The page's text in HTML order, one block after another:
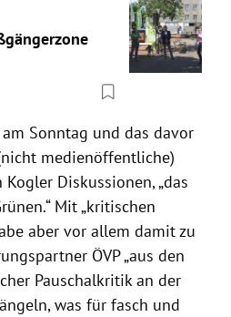
Sonntag und das davor
medienöffentliche)
Diskussionen, „das
Mit „kritischen
aber vor allem damit zu
ÖVP „aus den
Pauschalkritik an der
was für fasch und